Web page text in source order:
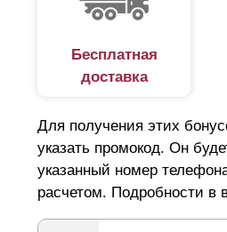
Бесплатная
доставка
Для получения этих
указать промокод. Он
указанный номер
расчетом. Подробности в